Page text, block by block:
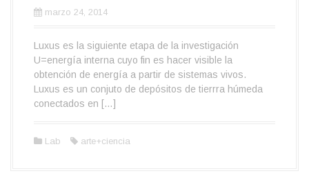
marzo 24, 2014
Luxus es la siguiente etapa de la investigación
U=energía interna cuyo fin es hacer visible la
obtención de energía a partir de sistemas vivos.
Luxus es un conjuto de depósitos de tierrra húmeda
conectados en […]
Lab arte+ciencia